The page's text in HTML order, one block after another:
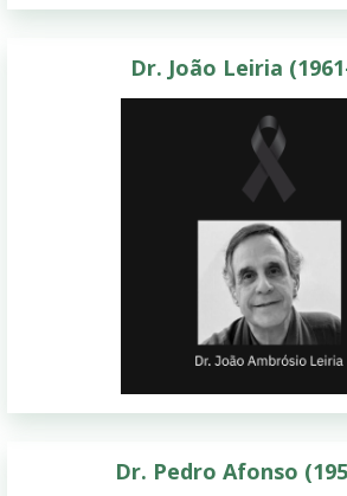
Dr. João Leiria
Dr. Pedro Afonso